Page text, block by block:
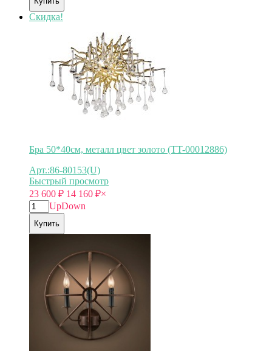
Скидка!
Бра 50*40см, металл цвет золото (TT-00012886)
Арт.:86-80153(U)
Быстрый просмотр
23 600 ₽ 14 160 ₽×
UpDown
Купить